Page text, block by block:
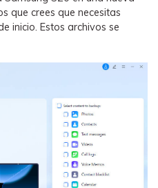
que crees que necesitas
inicio. Estos archivos se